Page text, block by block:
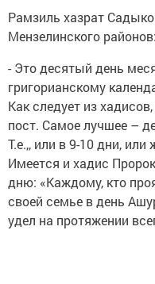
Рамзиль хазрат
Мензелинского районов:
- Это десятый день
григорианскому
Как следует из
пост. Самое лучшее –
Т.е.,, или в 9-10 дни,
Имеется и хадис
дню: «Каждому, кто
своей семье в день
удел на протяжении